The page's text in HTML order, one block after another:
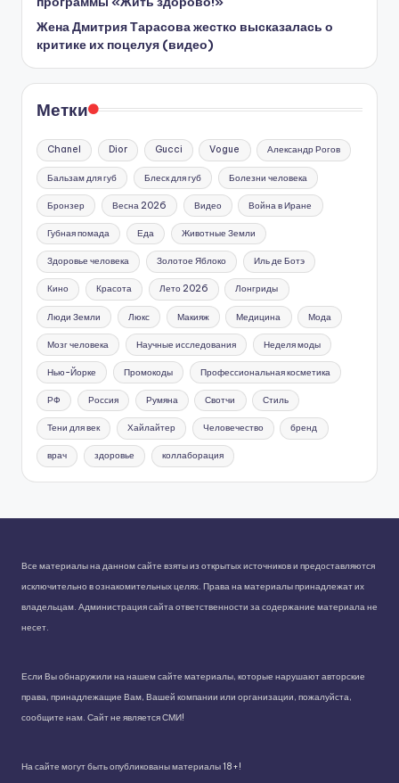
Жена Дмитрия Тарасова жестко высказалась о
критике их поцелуя (видео)
Метки
Chanel Dior Gucci Vogue Александр Рогов
Бальзам для губ Блеск для губ Болезни человека
Бронзер Весна 2026 Видео Война в Иране
Губная помада Еда Животные Земли
Здоровье человека Золотое Яблоко Иль де Ботэ
Кино Красота Лето 2026 Лонгриды
Люди Земли Люкс Макияж Медицина Мода
Мозг человека Научные исследования Неделя моды
Нью-Йорке Промокоды Профессиональная косметика
РФ Россия Румяна Свотчи Стиль
Тени для век Хайлайтер Человечество бренд
врач здоровье коллаборация
Все материалы на данном сайте взяты из открытых источников и предоставляются
исключительно в ознакомительных целях. Права на материалы принадлежат их
владельцам. Администрация сайта ответственности за содержание материала не
несет.
Если Вы обнаружили на нашем сайте материалы, которые нарушают авторские
права, принадлежащие Вам, Вашей компании или организации, пожалуйста,
сообщите нам. Сайт не является СМИ!
На сайте могут быть опубликованы материалы 18+!